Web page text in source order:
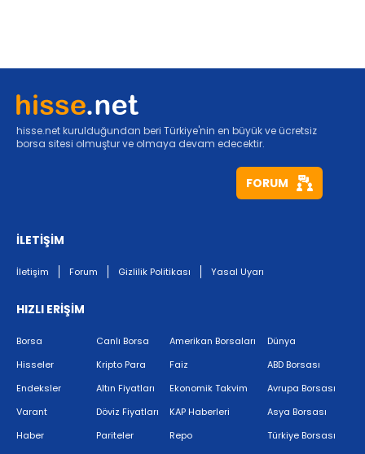
hisse.net kurulduğundan beri Türkiye'nin en büyük ve ücretsiz
borsa sitesi olmuştur ve olmaya devam edecektir.
FORUM
İLETİŞİM
İletişim Forum Gizlilik Politikası Yasal Uyarı
HIZLI ERİŞİM
Borsa
Hisseler
Endeksler
Varant
Haber
Canlı Borsa
Kripto Para
Altın Fiyatları
Döviz Fiyatları
Pariteler
Amerikan Borsaları
Faiz
Ekonomik Takvim
KAP Haberleri
Repo
Dünya
ABD Borsası
Avrupa Borsası
Asya Borsası
Türkiye Borsası